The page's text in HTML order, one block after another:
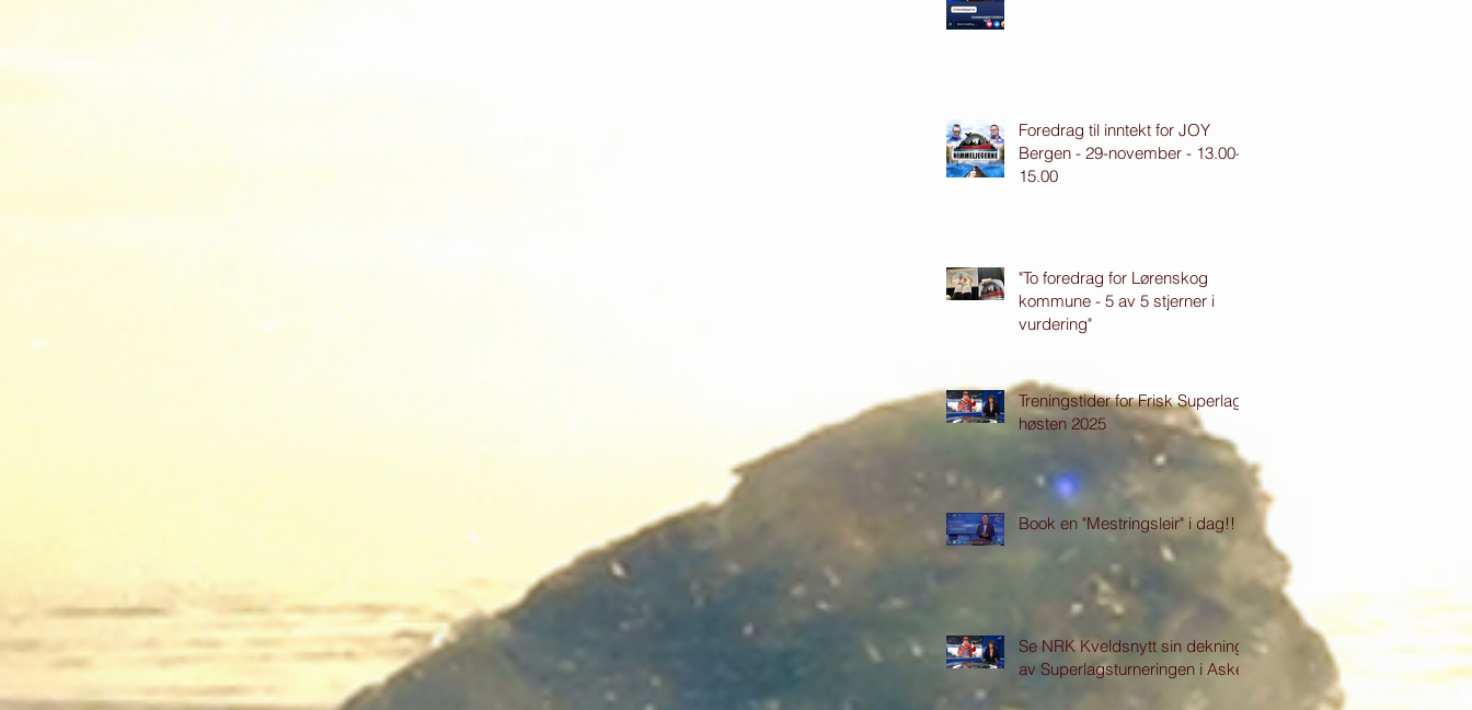
Foredrag til inntekt for JOY
Bergen - 29-november - 13.00-
15.00
"To foredrag for Lørenskog
kommune - 5 av 5 stjerner i
vurdering"
Treningstider for Frisk Superlag
høsten 2025
Book en "Mestringsleir" i dag!!
Se NRK Kveldsnytt sin dekning
av Superlagsturneringen i Asker